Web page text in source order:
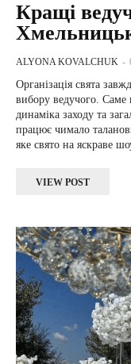
Кращі
ALYONA KOVALCHUK -
Організація свята
вибору ведучого. Саме
динаміка заходу та
працює чимало
яке свято на яскраве
VIEW POST